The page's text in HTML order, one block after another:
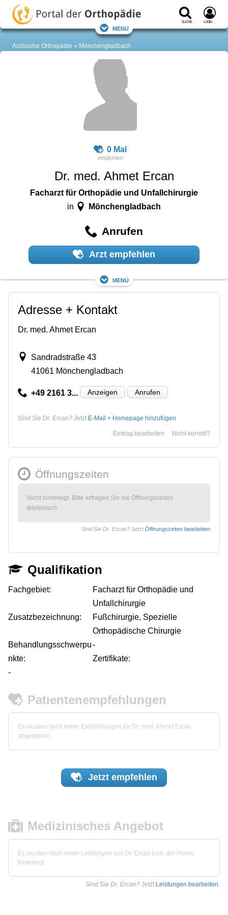
Suche Login
Menü
Arztsuche Orthopädie Mönchengladbach
0 Mal
Dr. med. Ahmet Ercan
Facharzt für Orthopädie und Unfallchirurgie
in Mönchengladbach
Anrufen
Arzt empfehlen
Menü
Adresse + Kontakt
Dr. med. Ahmet Ercan
Sandradstraße 43
41061 Mönchengladbach
+49 2161 3... Anzeigen Anrufen
Sind Sie Dr. Ercan? Jetzt E-Mail + Homepage hinzufügen
Nicht korrekt?
Eintrag bearbeiten
Öffnungszeiten
Nicht hinterlegt. Bitte erfragen Sie die Öffnungszeiten
telefonisch.
Sind Sie Dr. Ercan? Jetzt Öffnungszeiten bearbeiten
Qualifikation
Fachgebiet:
Facharzt für Orthopädie und
Unfallchirurgie
Zusatzbezeichnung:
Fußchirurgie, Spezielle
Orthopädische Chirurgie
Behandlungsschwerpu
nkte:
-
Zertifikate:
-
Patientenempfehlungen
Es wurden noch keine Empfehlungen für Dr. med. Ahmet Ercan
abgegeben.
Jetzt empfehlen
Medizinisches Angebot
Es wurden noch keine Leistungen von Dr. Ercan bzw. der Praxis
hinterlegt.
Sind Sie Dr. Ercan? Jetzt Leistungen bearbeiten.